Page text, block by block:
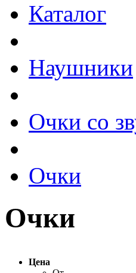
Каталог
Наушники
Очки со
Очки
Очки
Цена